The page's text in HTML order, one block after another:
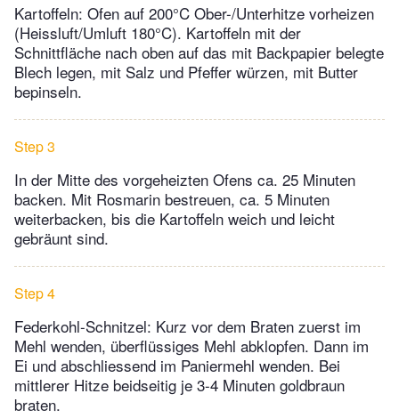
Kartoffeln: Ofen auf 200°C Ober-/Unterhitze vorheizen
(Heissluft/Umluft 180°C). Kartoffeln mit der
Schnittfläche nach oben auf das mit Backpapier belegte
Blech legen, mit Salz und Pfeffer würzen, mit Butter
bepinseln.
Step 3
In der Mitte des vorgeheizten Ofens ca. 25 Minuten
backen. Mit Rosmarin bestreuen, ca. 5 Minuten
weiterbacken, bis die Kartoffeln weich und leicht
gebräunt sind.
Step 4
Federkohl-Schnitzel: Kurz vor dem Braten zuerst im
Mehl wenden, überflüssiges Mehl abklopfen. Dann im
Ei und abschliessend im Paniermehl wenden. Bei
mittlerer Hitze beidseitig je 3-4 Minuten goldbraun
braten.